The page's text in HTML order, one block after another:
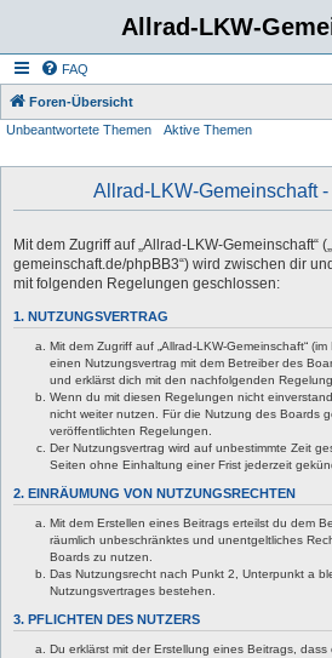
Allrad-LKW-
FAQ
Foren-Übersicht
Unbeantwortete Themen
Aktive Themen
Allrad-LKW-Gemeinschaft
Mit dem Zugriff auf „Allrad-LKW-Gemeinschaft“
gemeinschaft.de/phpBB3“) wird zwischen dir
mit folgenden Regelungen geschlossen:
1. NUTZUNGSVERTRAG
Mit dem Zugriff auf „Allrad-LKW-Gemeinschaft“
einen Nutzungsvertrag mit dem Betreiber des
und erklärst dich mit den nachfolgenden
Wenn du mit diesen Regelungen nicht
nicht weiter nutzen. Für die Nutzung des Boards
veröffentlichten Regelungen.
Der Nutzungsvertrag wird auf unbestimmte Zeit
Seiten ohne Einhaltung einer Frist jederzeit
2. EINRÄUMUNG VON NUTZUNGSRECHTEN
Mit dem Erstellen eines Beitrags erteilst du dem
räumlich unbeschränktes und unentgeltliches
Boards zu nutzen.
Das Nutzungsrecht nach Punkt 2, Unterpunkt a
Nutzungsvertrages bestehen.
3. PFLICHTEN DES NUTZERS
Du erklärst mit der Erstellung eines Beitrags,